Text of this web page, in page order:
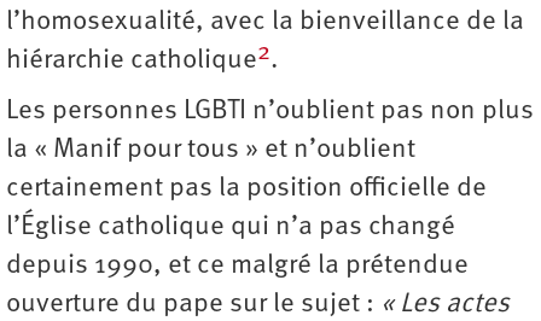
l’homosexualité, avec la bienveillance de la
hiérarchie catholique2.
Les personnes LGBTI n’oublient pas non plus
la « Manif pour tous » et n’oublient
certainement pas la position officielle de
l’Église catholique qui n’a pas changé
depuis 1990, et ce malgré la prétendue
ouverture du pape sur le sujet : « Les actes